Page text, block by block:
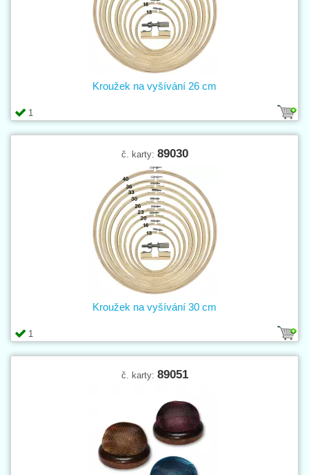
1
Kroužek na vyšívání 26 cm
č. karty: 89030
1
Kroužek na vyšívání 30 cm
č. karty: 89051